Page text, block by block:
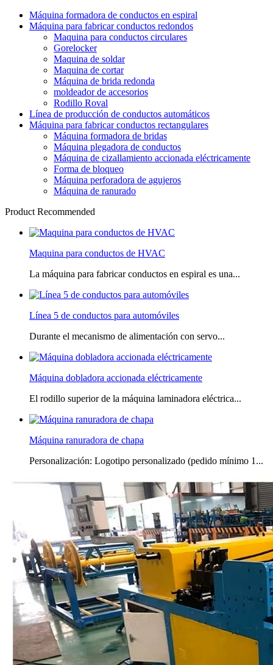
Máquina formadora de conductos en espiral
Máquina para fabricar conductos redondos
Maquina para conductos circulares
Gorelocker
Maquina de soldar
Maquina de cortar
Máquina de brida redonda
moldeador de accesorios
Rodillo Roval
Línea de producción de conductos automáticos
Máquina para fabricar conductos rectangulares
Máquina formadora de bridas
Máquina plegadora de conductos
Máquina de cizallamiento accionada eléctricamente
Forma de bloqueo
Máquina perforadora de agujeros
Máquina de ranurado
Product Recommended
Maquina para conductos de HVAC
La máquina para fabricar conductos en espiral es una...
Línea 5 de conductos para automóviles
Durante el mecanismo de alimentación con servo...
Máquina dobladora accionada eléctricamente
El rodillo superior de la máquina laminadora eléctrica...
Máquina ranuradora de chapa
Personalización: Logotipo personalizado (pedido mínimo 1...